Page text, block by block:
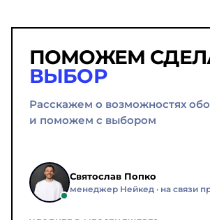
полную стоимость.
1-2 дня, регионы — 3-7
обучение в Москве или
можете писать,
фото с вопросами. Мы
после продажи.
ПОМОЖЕМ
ВЫБОР
Расскажем о возможностях
и поможем с выбором
Святослав Попко
менеджер Нейкед · на связи